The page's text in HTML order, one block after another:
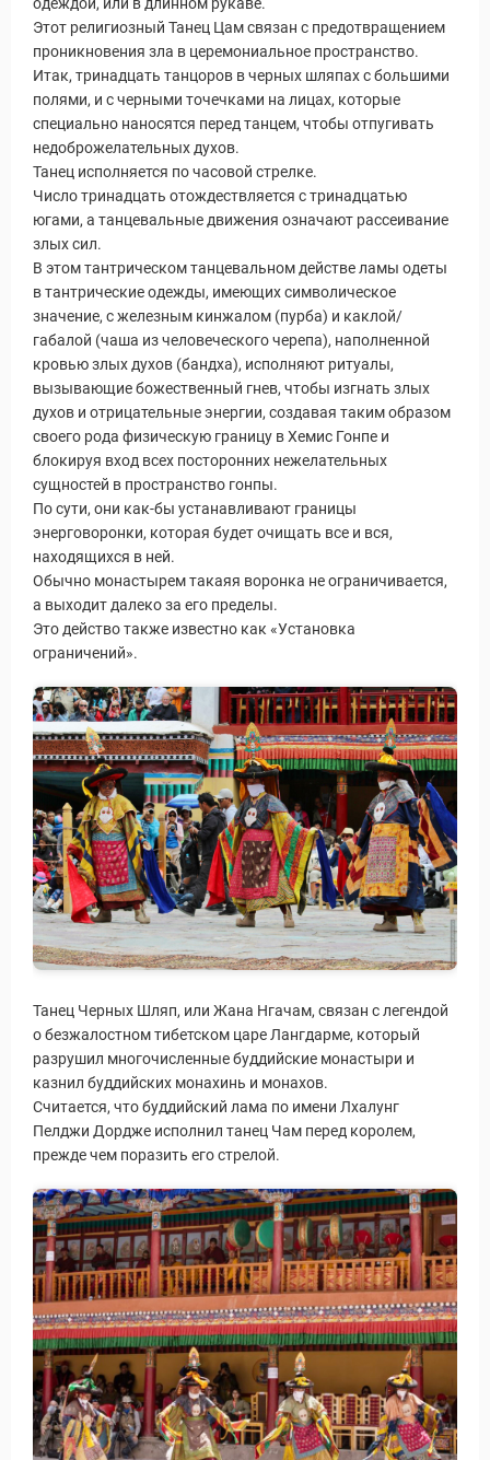
одеждой, или в длинном рукаве.
Этот религиозный Танец Цам связан с предотвращением
проникновения зла в церемониальное пространство.
Итак, тринадцать танцоров в черных шляпах с большими
полями, и с черными точечками на лицах, которые
специально наносятся перед танцем, чтобы отпугивать
недоброжелательных духов.
Танец исполняется по часовой стрелке.
Число тринадцать отождествляется с тринадцатью
югами, а танцевальные движения означают рассеивание
злых сил.
В этом тантрическом танцевальном действе ламы одеты
в тантрические одежды, имеющих символическое
значение, с железным кинжалом (пурба) и каклой/
габалой (чаша из человеческого черепа), наполненной
кровью злых духов (бандха), исполняют ритуалы,
вызывающие божественный гнев, чтобы изгнать злых
духов и отрицательные энергии, создавая таким образом
своего рода физическую границу в Хемис Гонпе и
блокируя вход всех посторонних нежелательных
сущностей в пространство гонпы.
По сути, они как-бы устанавливают границы
энерговоронки, которая будет очищать все и вся,
находящихся в ней.
Обычно монастырем такаяя воронка не ограничивается,
а выходит далеко за его пределы.
Это действо также известно как «Установка
ограничений».
Танец Черных Шляп, или Жана Нгачам, связан с легендой
о безжалостном тибетском царе Лангдарме, который
разрушил многочисленные буддийские монастыри и
казнил буддийских монахинь и монахов.
Считается, что буддийский лама по имени Лхалунг
Пелджи Дордже исполнил танец Чам ​​перед королем,
прежде чем поразить его стрелой.